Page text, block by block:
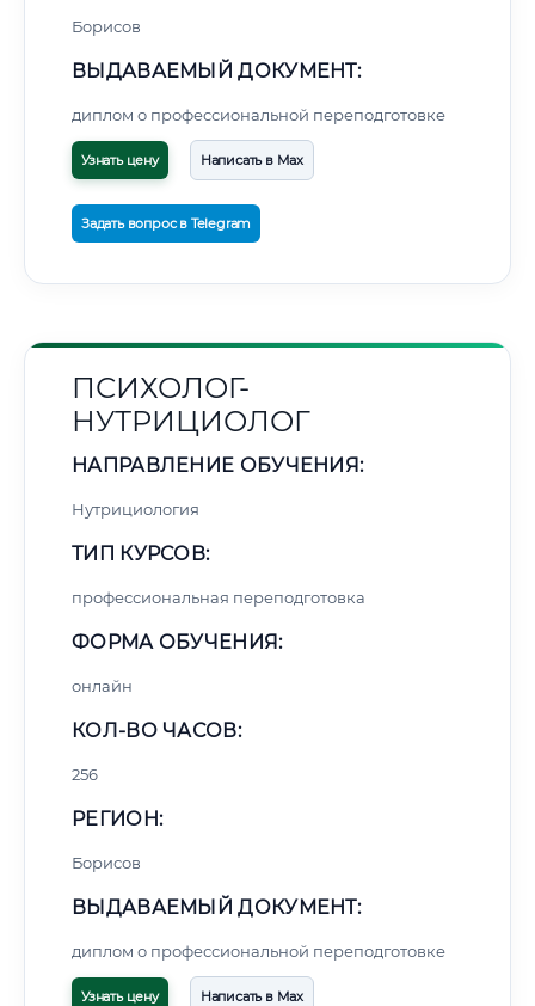
Борисов
ВЫДАВАЕМЫЙ ДОКУМЕНТ:
диплом о профессиональной переподготовке
Узнать цену Написать в Max
Задать вопрос в Telegram
ПСИХОЛОГ-
НУТРИЦИОЛОГ
НАПРАВЛЕНИЕ ОБУЧЕНИЯ:
Нутрициология
ТИП КУРСОВ:
профессиональная переподготовка
ФОРМА ОБУЧЕНИЯ:
онлайн
КОЛ-ВО ЧАСОВ:
256
РЕГИОН:
Борисов
ВЫДАВАЕМЫЙ ДОКУМЕНТ:
диплом о профессиональной переподготовке
Узнать цену Написать в Max